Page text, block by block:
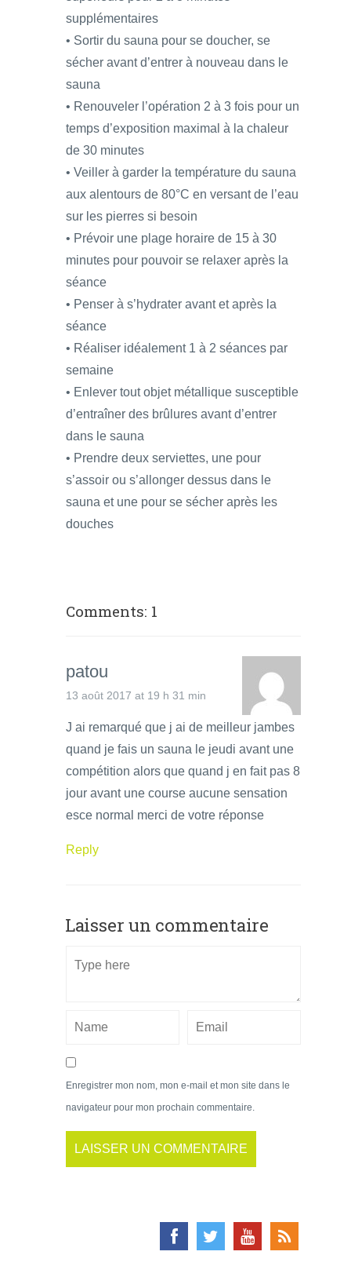
supplémentaires
• Sortir du sauna pour se doucher, se
sécher avant d’entrer à nouveau dans le
sauna
• Renouveler l’opération 2 à 3 fois pour un
temps d’exposition maximal à la chaleur
de 30 minutes
• Veiller à garder la température du sauna
aux alentours de 80°C en versant de l’eau
sur les pierres si besoin
• Prévoir une plage horaire de 15 à 30
minutes pour pouvoir se relaxer après la
séance
• Penser à s’hydrater avant et après la
séance
• Réaliser idéalement 1 à 2 séances par
semaine
• Enlever tout objet métallique susceptible
d’entraîner des brûlures avant d’entrer
dans le sauna
• Prendre deux serviettes, une pour
s’assoir ou s’allonger dessus dans le
sauna et une pour se sécher après les
douches
Comments: 1
patou
13 août 2017 at 19 h 31 min
J ai remarqué que j ai de meilleur jambes
quand je fais un sauna le jeudi avant une
compétition alors que quand j en fait pas 8
jour avant une course aucune sensation
esce normal merci de votre réponse
Reply
Laisser un commentaire
Enregistrer mon nom, mon e-mail et mon site dans le
navigateur pour mon prochain commentaire.